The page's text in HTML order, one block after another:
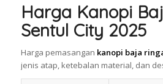
Harga Kanopi
Sentul City 2025
Harga pemasangan kanopi baja
jenis atap, ketebalan material, dan